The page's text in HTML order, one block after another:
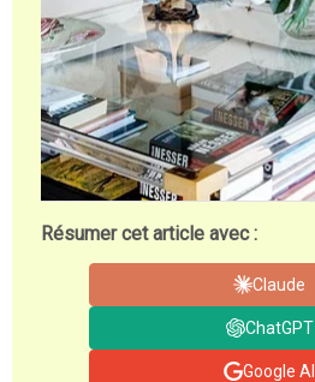
Résumer cet article avec :
Claude
ChatGPT
Google AI